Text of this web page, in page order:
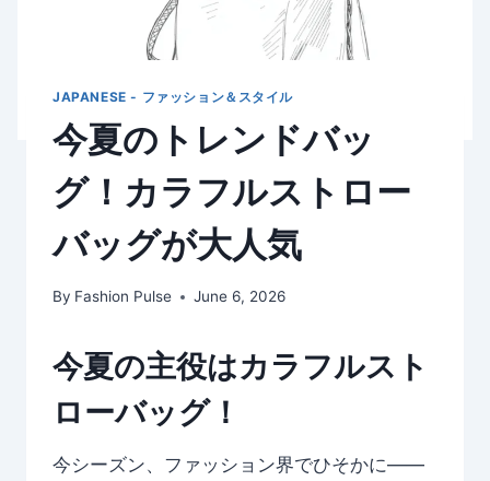
JAPANESE - ファッション＆スタイル
今夏のトレンドバッ
グ！カラフルストロー
バッグが大人気
By Fashion Pulse June 6, 2026
今夏の主役はカラフルスト
ローバッグ！
今シーズン、ファッション界でひそかに——